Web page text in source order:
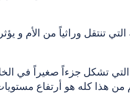
تنتقل وراثياً من الأم و
تشكل جزءاً صغيراً في
من هذا كله هو أرتفاع